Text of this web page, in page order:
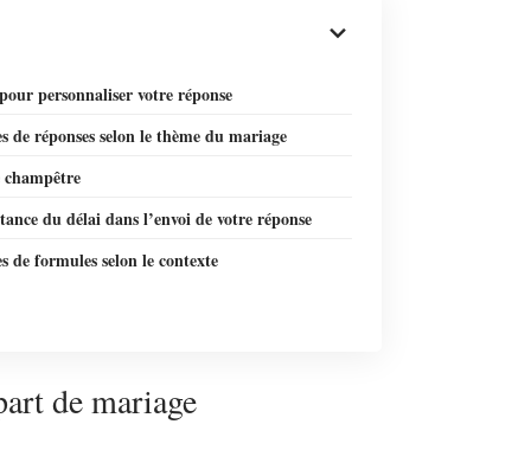
personnaliser votre réponse
de réponses selon le thème du mariage
du délai dans l’envoi de votre réponse
de formules selon le contexte
de mariage